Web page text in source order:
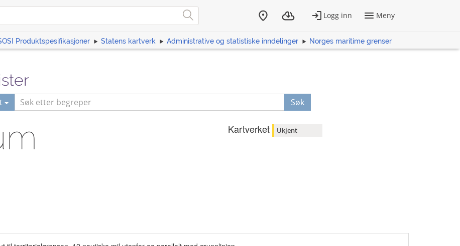
Produktspesifikasjoner Statens kartverk Administrative og statistiske inndelinger Norges maritime grenser
Søk
Kartverket Ukjent